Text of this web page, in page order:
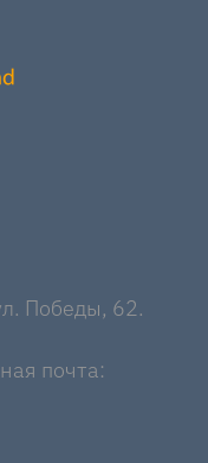
Победы, 62.
почта: